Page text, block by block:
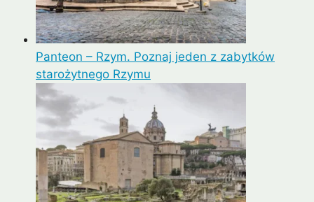
Panteon – Rzym. Poznaj jeden z zabytków
starożytnego Rzymu